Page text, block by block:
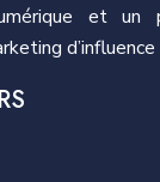
et un